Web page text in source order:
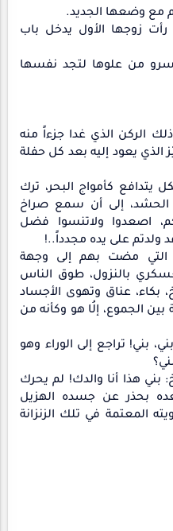
مع وضعها الجديد.
زوجها الأول يدخل باب
من علوها لتجد نفسها
الركن الذي غدا جزءاً منه
الذي يعود إليه بعد كل حفلة
يتدافع كأمواج البحر، ترك
إلى أن سمع صراخ
اصعدوا ولاتنسوا فضل
ولدتم على يده مجدداً..!
التي مضت بهم إلى وجهة
بالنزول، طوق الناس
بكاء، عناق وتهوى الأجساد
الجموع، إلُا هو وكأنه من
بني! تراجع إلى الوراء وهو
بني هذا أنا والدك! لم يحرك
بحذر عن جسده الهزيل
المعتمة في تلك الزنزانة